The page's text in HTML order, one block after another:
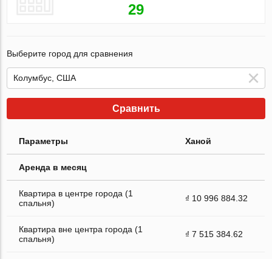
29
Выберите город для сравнения
Сравнить
Параметры Ханой
Аренда в месяц
Квартира в центре города (1
спальня)
₫ 10 996 884.32
Квартира вне центра города (1
спальня)
₫ 7 515 384.62